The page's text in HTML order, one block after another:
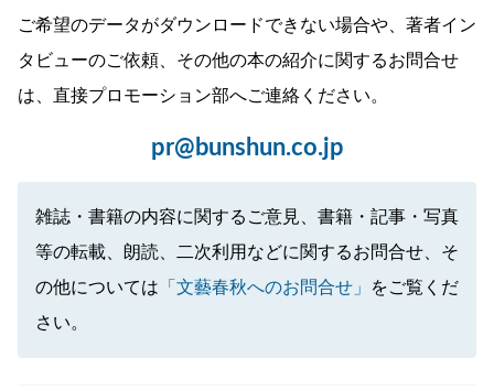
ご希望のデータがダウンロードできない場合や、著者イン
タビューのご依頼、その他の本の紹介に関するお問合せ
は、直接プロモーション部へご連絡ください。
pr@bunshun.co.jp
雑誌・書籍の内容に関するご意見、書籍・記事・写真
等の転載、朗読、二次利用などに関するお問合せ、そ
の他については 「文藝春秋へのお問合せ」
をご覧くだ
さい。